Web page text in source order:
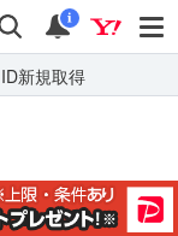
検索 通知
i
ID新規取得
キーワードで
質問を探す